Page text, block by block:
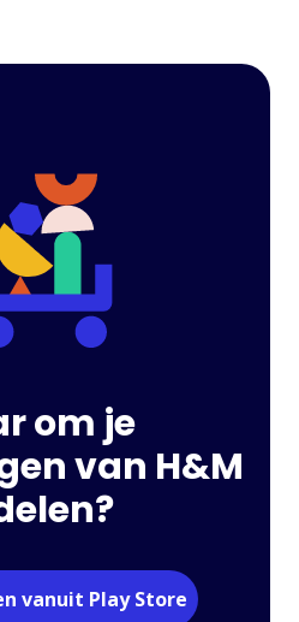
om je
van H&M
vanuit Play Store